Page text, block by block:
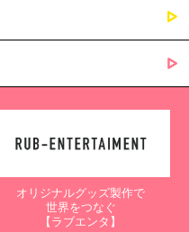
）の利用目的通知、開示・訂
追加・削除、利用停止・消去
にて受け付けております。
オリジナルグッズ製作で
世界をつなぐ
【ラブエンタ】